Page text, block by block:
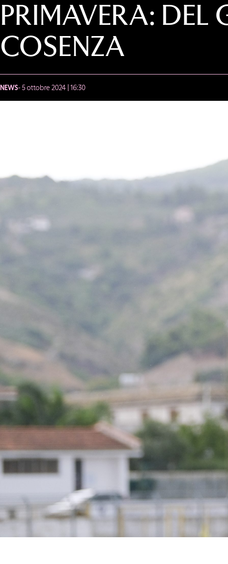
PRIMAVERA: DEL
COSENZA
NEWS- 5 ottobre 2024 | 16:30